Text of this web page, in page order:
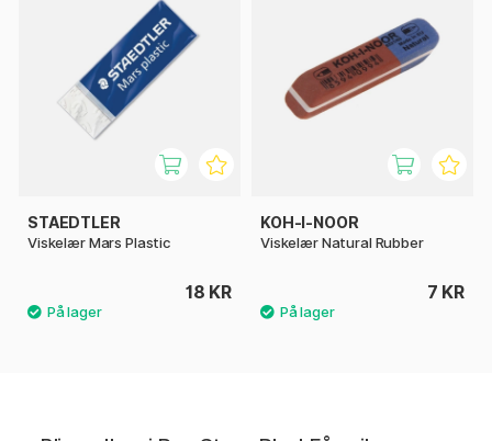
STAEDTLER
Viskelær Mars Plastic
18 KR
KOH-I-NOOR
Viskelær Natural Rubber
7 KR